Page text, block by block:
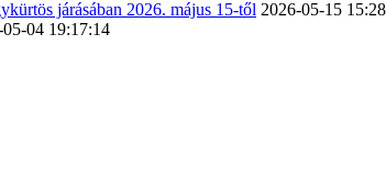
járásában 2026. május 15-től 2026-05-15
05-04 19:17:14